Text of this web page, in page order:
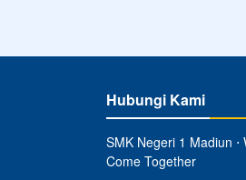
Hubungi Kami
SMK Negeri 1 Madiun
Come Together